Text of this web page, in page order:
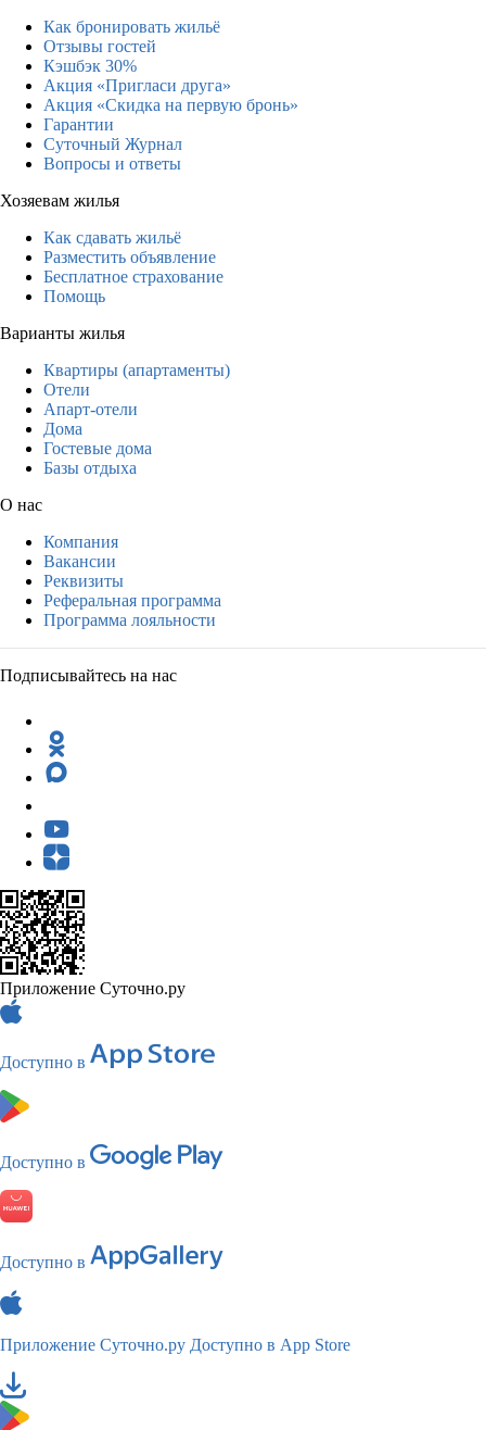
Как бронировать жильё
Отзывы гостей
Кэшбэк 30%
Акция «Пригласи друга»
Акция «Скидка на первую бронь»
Гарантии
Суточный Журнал
Вопросы и ответы
Хозяевам жилья
Как сдавать жильё
Разместить объявление
Бесплатное страхование
Помощь
Варианты жилья
Квартиры (апартаменты)
Отели
Апарт-отели
Дома
Гостевые дома
Базы отдыха
О нас
Компания
Вакансии
Реквизиты
Реферальная программа
Программа лояльности
Подписывайтесь на нас
Приложение Суточно.ру
Доступно в
Доступно в
Доступно в
Приложение Суточно.ру Доступно в App Store